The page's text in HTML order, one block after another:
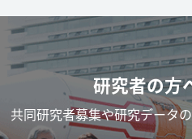
研究者の方
共同研究者募集や研究データ